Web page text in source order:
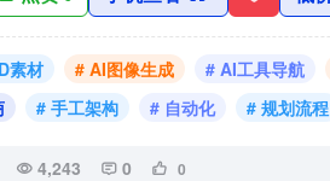
素材 # AI图像生成
# AI工具导航
# 手工架构 # 自动化 # 规划流程
4,243 0 0